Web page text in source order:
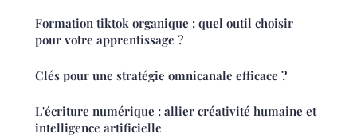
Formation tiktok organique : quel outil choisir
pour votre apprentissage ?
Clés pour une stratégie omnicanale efficace ?
L'écriture numérique : allier créativité humaine et
intelligence artificielle